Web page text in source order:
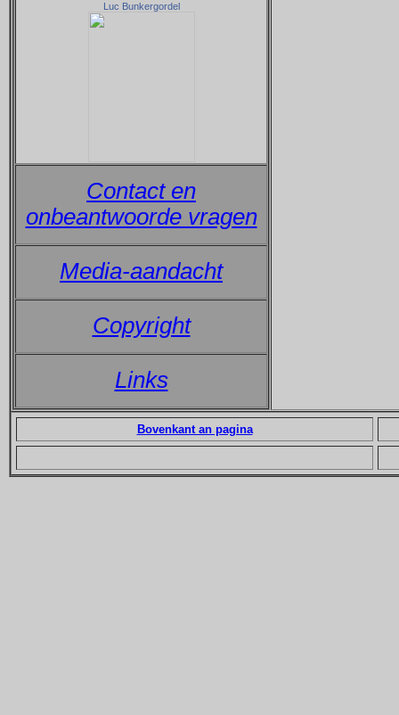
Luc Bunkergordel
Contact en
onbeantwoorde vragen
Media-aandacht
Copyright
Links
Bovenkant an pagina